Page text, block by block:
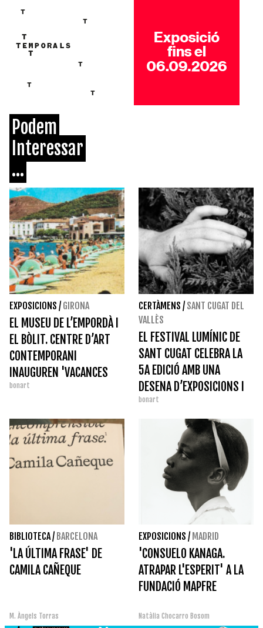
Podem
Interessar
...
EXPOSICIONS / GIRONA
EL MUSEU DE L’EMPORDÀ I
EL BÒLIT. CENTRE D’ART
CONTEMPORANI
INAUGUREN 'VACANCES
AMB FRANCO. ELS MEUS
FRANQUISTA'
bonart
CERTÀMENS / SANT CUGAT DEL
VALLÈS
EL FESTIVAL LUMÍNIC DE
SANT CUGAT CELEBRA LA
5A EDICIÓ AMB UNA
DESENA D’EXPOSICIONS I
DIVERSES ACTIVITATS
PARAL·LELES
bonart
BIBLIOTECA/ BARCELONA
'LA ÚLTIMA FRASE' DE
CAMILA CAÑEQUE
M. Àngels Torras
EXPOSICIONS / MADRID
'CONSUELO KANAGA.
ATRAPAR L'ESPERIT' A LA
FUNDACIÓ MAPFRE
Natàlia Chocarro Bosom